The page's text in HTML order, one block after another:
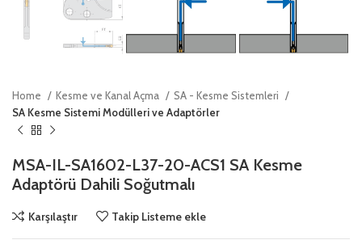
Home Kesme ve Kanal Açma
SA - Kesme Sistemleri
SA Kesme Sistemi Modülleri ve Adaptörler
MSA-IL-SA1602-L37-20-ACS1 SA Kesme
Adaptörü Dahili Soğutmalı
Karşılaştır Takip Listeme ekle